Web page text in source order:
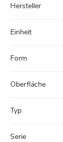
Hersteller
Einheit
Form
Oberfläche
Typ
Serie